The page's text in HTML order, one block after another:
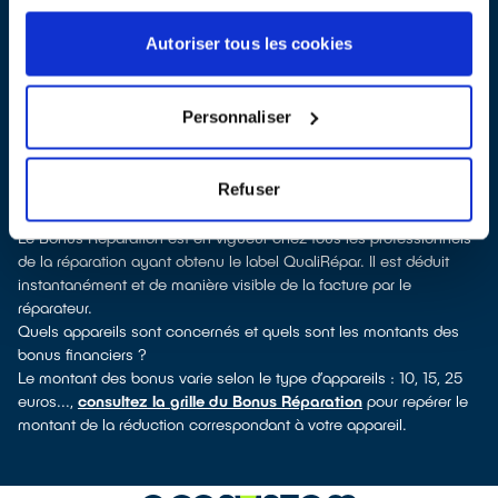
Autoriser tous les cookies
Personnaliser
Refuser
réparateurs labellisés QualiRépar . En cliquant sur la fiche
détaillée du réparateur, vous découvrirez pour quels types
vaisselle, petit électroménager, TV, informatique, outils électriques
: à chaque famille d’équipements son réparateur spécialisé et
labellisé QualiRépar.
Comment bénéficier du Bonus Réparation à Frontenay-Rohan-
Rohan ?
Le Bonus Réparation est en vigueur chez tous les professionnels
de la réparation ayant obtenu le label QualiRépar. Il est déduit
instantanément et de manière visible de la facture par le
réparateur.
Quels appareils sont concernés et quels sont les montants des
bonus financiers ?
Le montant des bonus varie selon le type d’appareils : 10, 15, 25
euros..., consultez la grille du Bonus Réparation pour repérer le
montant de la réduction correspondant à votre appareil.